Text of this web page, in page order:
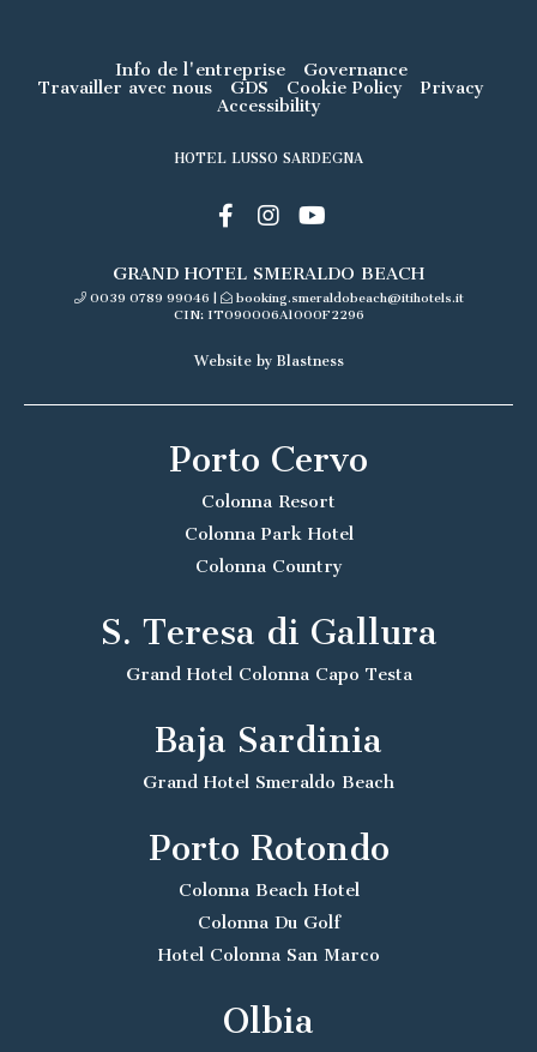
Info de l'entreprise
Governance
Travailler avec nous
GDS Cookie Policy
Privacy
Accessibility
HOTEL LUSSO SARDEGNA
GRAND HOTEL SMERALDO BEACH
0039 0789 99046 |
booking.smeraldobeach@itihotels.it
CIN: IT090006A1000F2296
Website by Blastness
Porto Cervo
Colonna Resort
Colonna Park Hotel
Colonna Country
S. Teresa di Gallura
Grand Hotel Colonna Capo Testa
Baja Sardinia
Grand Hotel Smeraldo Beach
Porto Rotondo
Colonna Beach Hotel
Colonna Du Golf
Hotel Colonna San Marco
Olbia